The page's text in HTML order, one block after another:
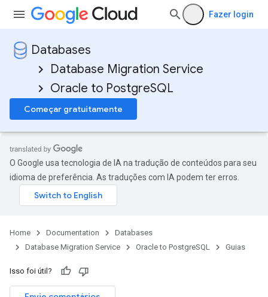
Fazer login
Databases
Database Migration Service
Oracle to PostgreSQL
Começar gratuitamente
O Google usa tecnologia de IA na tradução de conteúdos para seu
idioma de preferência. As traduções com IA podem ter erros.
Home Documentation
Databases
Database Migration Service
Oracle to PostgreSQL Guias
Isso foi útil?